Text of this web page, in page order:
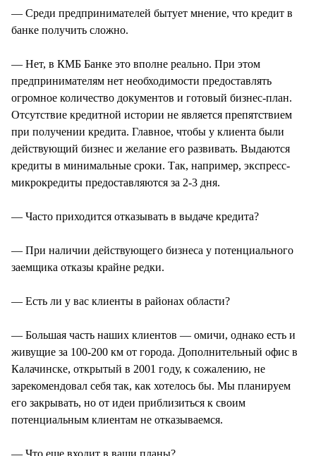
— Среди предпринимателей бытует мнение, что кредит в
банке получить сложно.
— Нет, в КМБ Банке это вполне реально. При этом
предпринимателям нет необходимости предоставлять
огромное количество документов и готовый бизнес-план.
Отсутствие кредитной истории не является препятствием
при получении кредита. Главное, чтобы у клиента были
действующий бизнес и желание его развивать. Выдаются
кредиты в минимальные сроки. Так, например, экспресс-
микрокредиты предоставляются за 2-3 дня.
— Часто приходится отказывать в выдаче кредита?
— При наличии действующего бизнеса у потенциального
заемщика отказы крайне редки.
— Есть ли у вас клиенты в районах области?
— Большая часть наших клиентов — омичи, однако есть и
живущие за 100-200 км от города. Дополнительный офис в
Калачинске, открытый в 2001 году, к сожалению, не
зарекомендовал себя так, как хотелось бы. Мы планируем
его закрывать, но от идеи приблизиться к своим
потенциальным клиентам не отказываемся.
— Что еще входит в ваши планы?